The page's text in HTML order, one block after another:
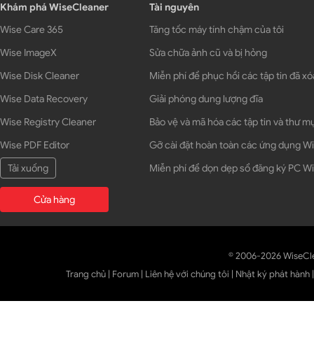
Khám phá WiseCleaner
Wise Care 365
Wise ImageX
Wise Disk Cleaner
Wise Data Recovery
Wise Registry Cleaner
Wise PDF Editor
Tải xuống
Cửa hàng
Tài nguyên
Tăng tốc máy tính chậm của tôi
Sửa chữa ảnh cũ và bị hỏng
Miễn phí để phục hồi các tập tin đã
Giải phóng dung lượng đĩa
Bảo vệ và mã hóa các tập tin và thư
Gỡ cài đặt hoàn toàn các ứng dụng
Miễn phí để dọn dẹp sổ đăng ký PC
© 2006-2026
Trang chủ | Forum | Liên hệ với chúng tôi | Nhật ký phát hành